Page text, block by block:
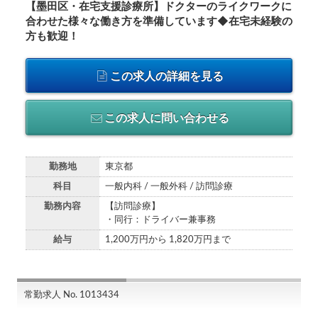
【墨田区・在宅支援診療所】ドクターのライクワークに
合わせた様々な働き方を準備しています◆在宅未経験の
方も歓迎！
この求人の詳細を見る
この求人に問い合わせる
勤務地 東京都
科目 一般内科 / 一般外科 / 訪問診療
勤務内容
【訪問診療】
・同行：ドライバー兼事務
給与 1,200万円から 1,820万円まで
常勤求人 No. 1013434